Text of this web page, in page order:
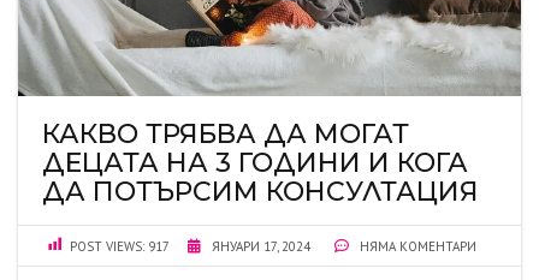
КАКВО ТРЯБВА ДА МОГАТ
ДЕЦАТА НА 3 ГОДИНИ И КОГА
ДА ПОТЪРСИМ КОНСУЛТАЦИЯ
POST VIEWS: 917 ЯНУАРИ 17, 2024 НЯМА КОМЕНТАРИ